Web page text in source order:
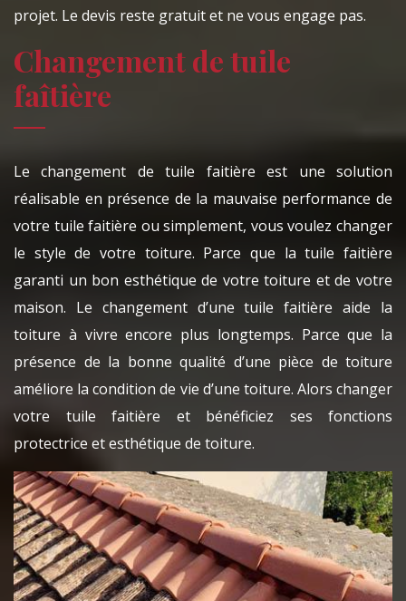
projet. Le devis reste gratuit et ne vous engage pas.
Changement de tuile
faîtière
Le changement de tuile faitière est une solution
réalisable en présence de la mauvaise performance de
votre tuile faitière ou simplement, vous voulez changer
le style de votre toiture. Parce que la tuile faitière
garanti un bon esthétique de votre toiture et de votre
maison. Le changement d’une tuile faitière aide la
toiture à vivre encore plus longtemps. Parce que la
présence de la bonne qualité d’une pièce de toiture
améliore la condition de vie d’une toiture. Alors changer
votre tuile faitière et bénéficiez ses fonctions
protectrice et esthétique de toiture.